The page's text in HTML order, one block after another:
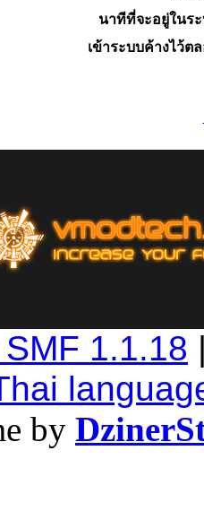
นาทีที่จะอยู่ในร
เข้าระบบค้างไว้ต
1.1.18
by